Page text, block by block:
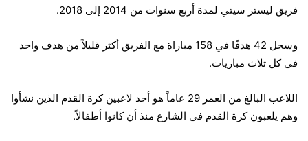
فريق ليستر سيتي لمدة أربع سنوات من 2014 إلى 2018.
وسجل 42 هدفًا في 158 مباراة مع الفريق أكثر قليلاً من هدف واحد
في كل ثلاث مباريات.
اللاعب البالغ من العمر 29 عاماً هو أحد لاعبين كرة القدم الذين نشأوا
وهم يلعبون كرة القدم في الشارع منذ أن كانوا أطفالاً.